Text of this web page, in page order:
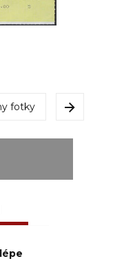
fotky